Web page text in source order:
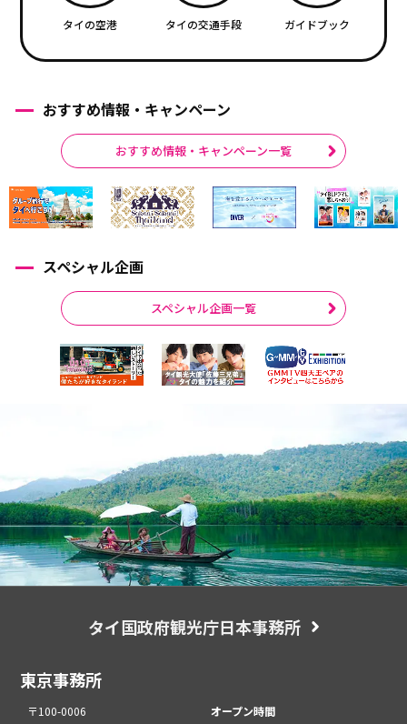
タイの空港 タイの交通手段 ガイドブック
おすすめ情報・キャンペーン
おすすめ情報・キャンペーン一覧
スペシャル企画
スペシャル企画一覧
タイ国政府観光庁日本事務所
東京事務所
〒100-0006
オープン時間